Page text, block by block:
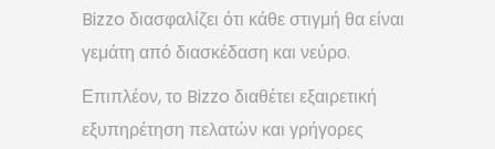
Bizzo διασφαλίζει ότι κάθε στιγμή θα είναι
γεμάτη από διασκέδαση και νεύρο.
Επιπλέον, το Bizzo διαθέτει εξαιρετική
εξυπηρέτηση πελατών και γρήγορες